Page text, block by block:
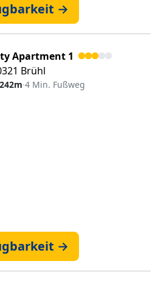
→
Apartment 1
Brühl
242m·4 Min. Fußweg
→